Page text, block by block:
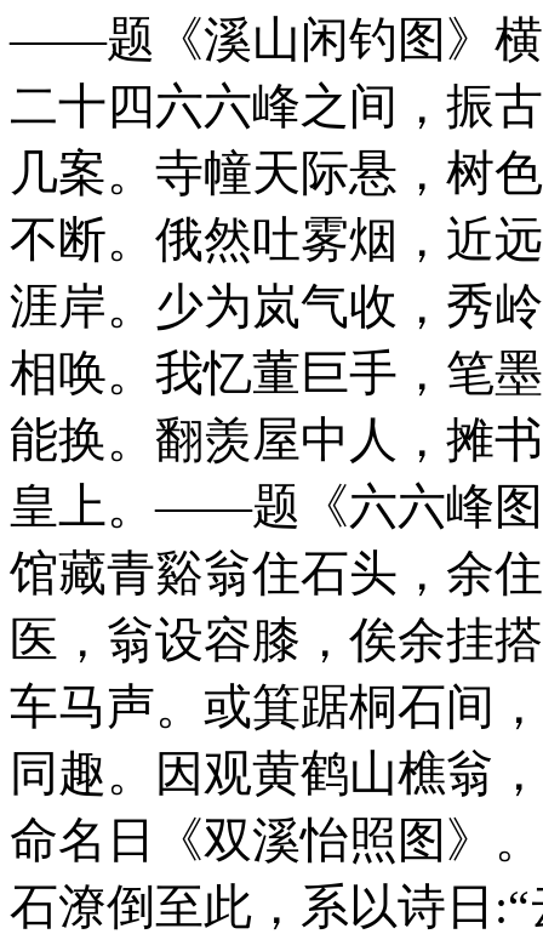
——题《溪山闲钓图》横
二十四六六峰之间，振
几案。寺幢天际悬，树
不断。俄然吐雾烟，近
涯岸。少为岚气收，秀
相唤。我忆董巨手，笔
能换。翻羡屋中人，摊
皇上。——题《六六峰图
馆藏青谿翁住石头，余
医，翁设容膝，俟余挂
车马声。或箕踞桐石间
同趣。因观黄鹤山樵翁
命名日《双溪怡照图》
石潦倒至此，系以诗日